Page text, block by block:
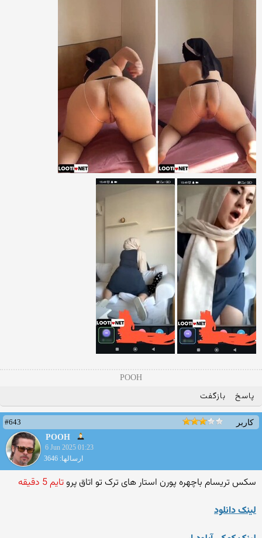
POOH
پاسخ بازگفت
کاربر
#643
POOH
6 Jun 2025 01:23
ارسالها: 3646
سکس تریسام باچهره پورن استار های ترک تو اتاق پروتایم 5 دقیقه
لينک دانلود